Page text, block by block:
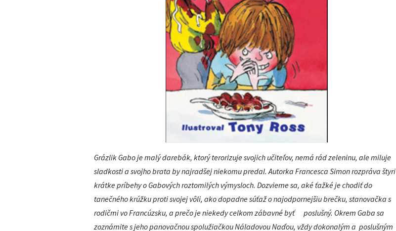
Grázlik Gabo je malý darebák, ktorý terorizuje svojich učiteľov, nemá rád zeleninu, ale miluje
sladkosti a svojho brata by najradšej niekomu predal. Autorka Francesca Simon rozpráva štyri
krátke príbehy o Gabových roztomilých výmysloch. Dozvieme sa, aké ťažké je chodiť do
tanečného krúžku proti svojej vôli, ako dopadne súťaž o najodpornejšiu brečku, stanovačka s
rodičmi vo Francúzsku, a prečo je niekedy celkom zábavné byť poslušný. Okrem Gaba sa
zoznámite s jeho panovačnou spolužiačkou Náladovou Naďou, vždy dokonalým a poslušným